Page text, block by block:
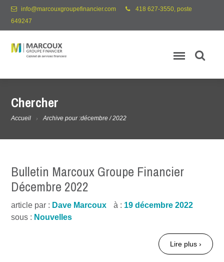
info@marcouxgroupefinancier.com
418 627-3550, poste
649247
Chercher
Accueil Archive pour :décembre / 2022
Bulletin Marcoux Groupe Financier
Décembre 2022
article par : Dave Marcoux à : 19 décembre 2022
sous : Nouvelles
Lire plus ›